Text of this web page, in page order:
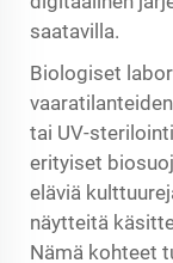
saatavilla.
Biologiset
tai UV-
erityiset
eläviä
näytteitä
Nämä kohteet